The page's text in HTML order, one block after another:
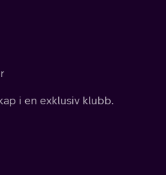
i en exklusiv klubb.